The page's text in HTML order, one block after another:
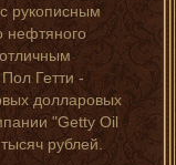
рукописным
нефтяного
Гетти -
долларовых
"Getty Oil
рублей.